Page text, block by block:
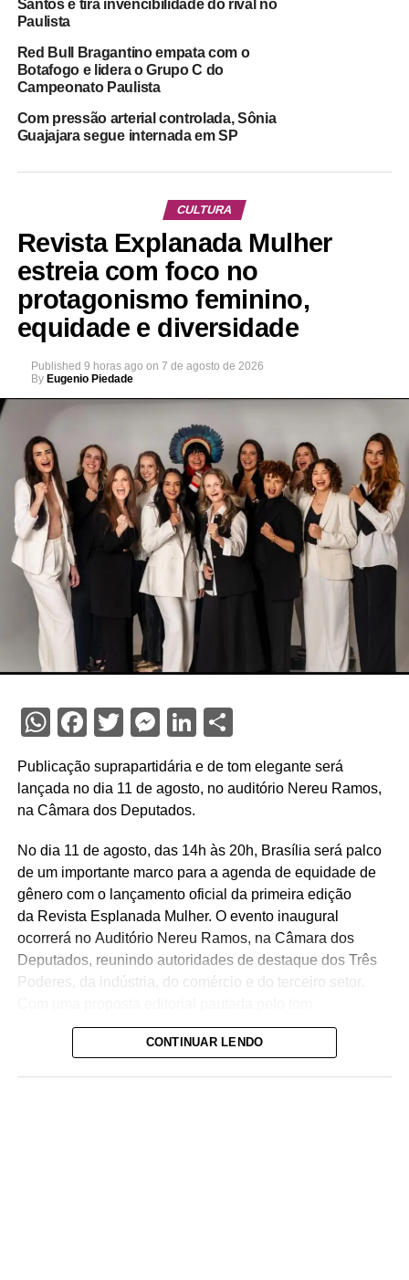
Santos e tira invencibilidade do rival no
Paulista
Red Bull Bragantino empata com o
Botafogo e lidera o Grupo C do
Campeonato Paulista
Com pressão arterial controlada, Sônia
Guajajara segue internada em SP
CULTURA
Revista Explanada Mulher
estreia com foco no
protagonismo feminino,
equidade e diversidade
Published 9 horas ago on 7 de agosto de 2026
By Eugenio Piedade
WhatsApp
Facebook
Twitter
Messenger
LinkedIn
Share
Publicação suprapartidária e de tom elegante será
lançada no dia 11 de agosto, no auditório Nereu Ramos,
na Câmara dos Deputados.
No dia 11 de agosto, das 14h às 20h, Brasília será palco
de um importante marco para a agenda de equidade de
gênero com o lançamento oficial da primeira edição
da Revista Esplanada Mulher. O evento inaugural
ocorrerá no Auditório Nereu Ramos, na Câmara dos
Deputados, reunindo autoridades de destaque dos Três
Poderes, da indústria, do comércio e do terceiro setor.
diplomático, suprapartidário e elegante, a revista nasce
com o objetivo de destacar o legado e o protagonismo
CONTINUAR LENDO